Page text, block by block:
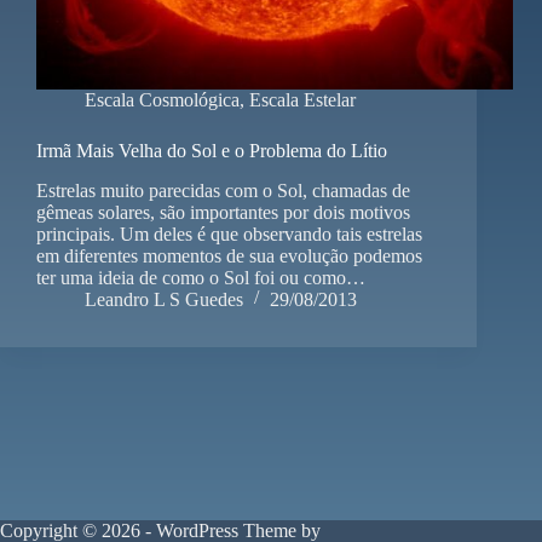
Escala Cosmológica, Escala Estelar
Irmã Mais Velha do Sol e o Problema do Lítio
Estrelas muito parecidas com o Sol, chamadas de
gêmeas solares, são importantes por dois motivos
principais. Um deles é que observando tais estrelas
em diferentes momentos de sua evolução podemos
ter uma ideia de como o Sol foi ou como…
Leandro L S Guedes
29/08/2013
Copyright © 2026 - WordPress Theme by